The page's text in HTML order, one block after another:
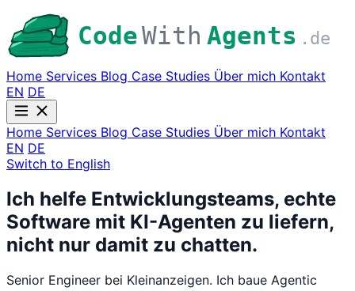
CodeWith Agents .de
Home Services Blog Case Studies Über mich Kontakt
EN DE
Home Services Blog Case Studies Über mich Kontakt
EN DE
Switch to English
Ich helfe Entwicklungsteams, echte
Software mit KI-Agenten zu liefern,
nicht nur damit zu chatten.
Senior Engineer bei Kleinanzeigen. Ich baue Agentic